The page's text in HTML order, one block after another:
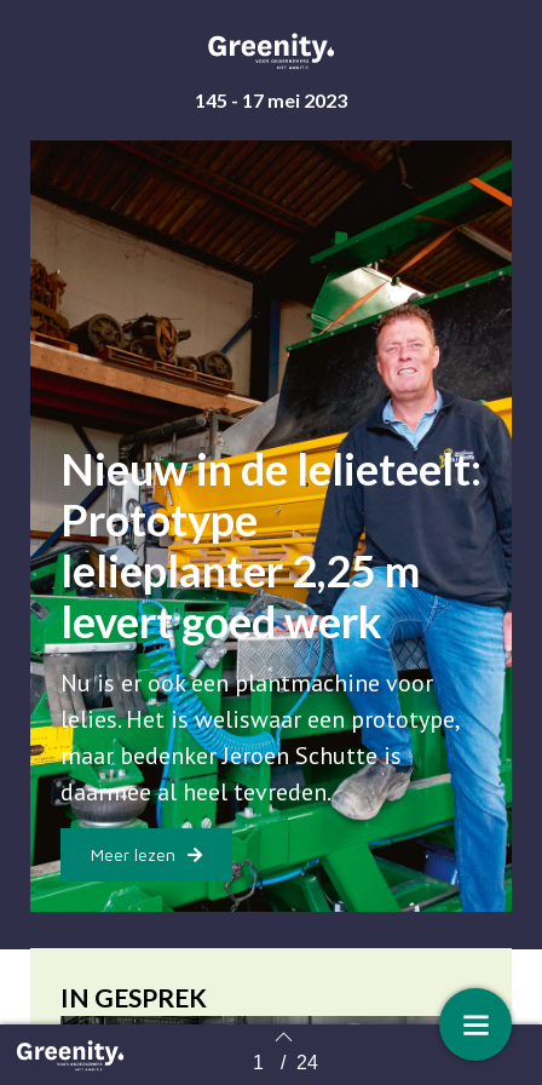
Terug naar overzicht 1 / 24
145 - 17 mei 2023
Nieuw in de lelieteelt:
Prototype
lelieplanter 2,25 m
levert goed werk
Nu is er ook een plantmachine voor
lelies. Het is weliswaar een prototype,
maar bedenker Jeroen Schutte is
daarmee al heel tevreden.
Meer lezen
IN GESPREK